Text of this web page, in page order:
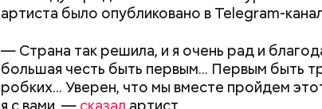
артиста было опубликовано в Telegram-
— Страна так решила, и я очень рад и
большая честь быть первым... Первым быть
робких... Уверен, что мы вместе пройдем
— Наиболее распространенные борщ, щи,
творогом и сыром, пироги, омлет,
используется немного, поэтому никакого